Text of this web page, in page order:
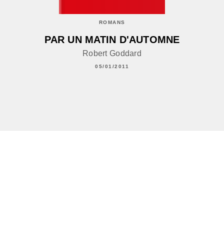
ROMANS
PAR UN MATIN D'AUTOMNE
Robert Goddard
05/01/2011